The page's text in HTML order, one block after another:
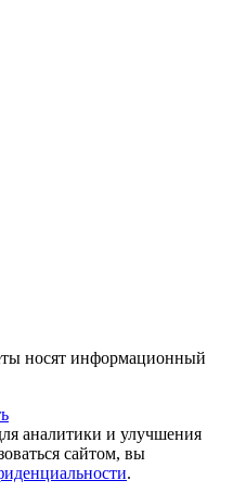
носят информационный
аналитики и улучшения
сайтом, вы
.